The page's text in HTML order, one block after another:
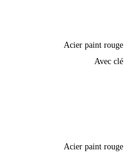
Acier paint rouge
Avec clé
Acier paint rouge